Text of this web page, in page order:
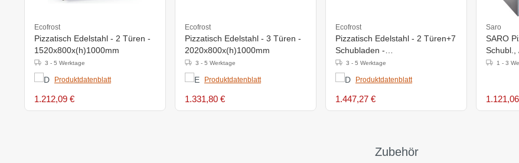
Ecofrost
Pizzatisch Edelstahl - 2 Türen -
1520x800x(h)1000mm
3 - 5 Werktage
Produktdatenblatt
1.212,09 €
Ecofrost
Pizzatisch Edelstahl - 3 Türen -
2020x800x(h)1000mm
3 - 5 Werktage
Produktdatenblatt
1.331,80 €
Ecofrost
Pizzatisch Edelstahl - 2 Türen+7
Schubladen -
2020x800x(h)1000mm
3 - 5 Werktage
Produktdatenblatt
1.447,27 €
Saro
SARO
Schubl.,
1 - 3
Zubehör